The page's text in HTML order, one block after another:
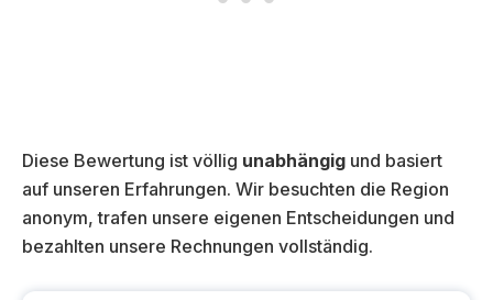
Diese Bewertung ist völlig unabhängig und basiert
auf unseren Erfahrungen. Wir besuchten die Region
anonym, trafen unsere eigenen Entscheidungen und
bezahlten unsere Rechnungen vollständig.